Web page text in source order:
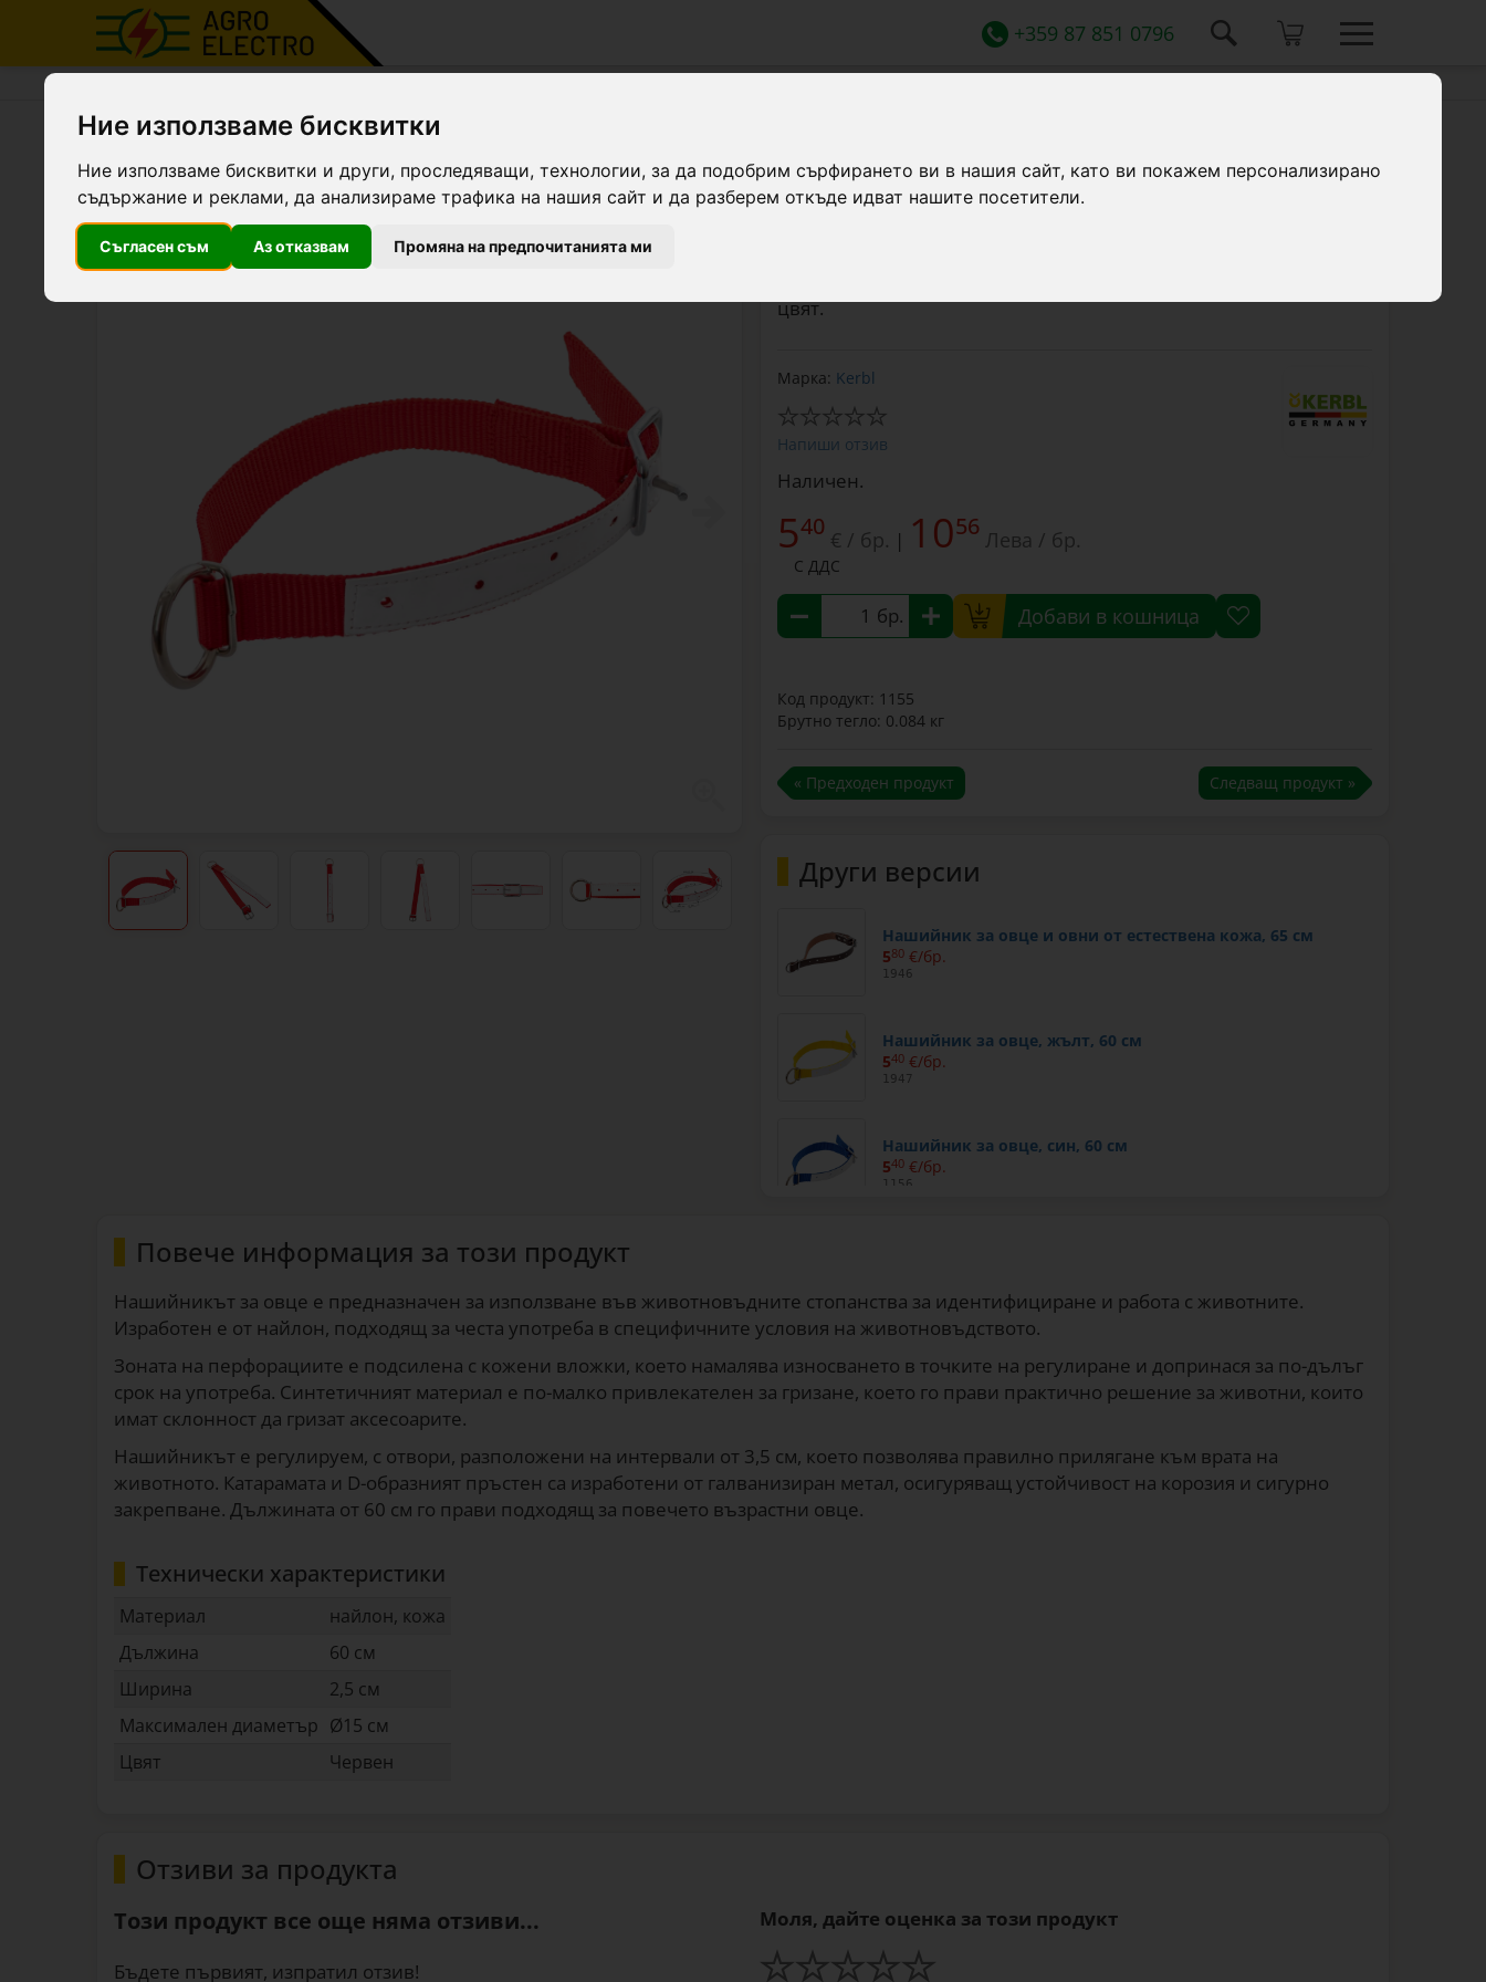
Ние използваме бисквитки
Ние използваме бисквитки и други, проследяващи, технологии, за да подобрим сърфирането ви в нашия сайт, като ви покажем персонализирано
съдържание и реклами, да анализираме трафика на нашия сайт и да разберем откъде идват нашите посетители.
Съгласен съм Аз отказвам Промяна на предпочитанията ми
+359 87 851 0796
Нашийник за овце, червен, 60 см
цвят.
Марка: Kerbl
Напиши отзив
Наличен.
540 € / бр. | 1056 Лева / бр.
С ДДС
бр. Добави в кошница
Код продукт: 1155
Брутно тегло: 0.084 кг
« Предходен продукт Следващ продукт »
Други версии
Нашийник за овце и овни от естествена кожа, 65 см
580 €/бр.
1946
Нашийник за овце, жълт, 60 см
540 €/бр.
1947
Нашийник за овце, син, 60 см
540 €/бр.
1156
Повече информация за този продукт
Нашийникът за овце е предназначен за използване във животновъдните стопанства за идентифициране и работа с животните.
Изработен е от найлон, подходящ за честа употреба в специфичните условия на животновъдството.
Зоната на перфорациите е подсилена с кожени вложки, което намалява износването в точките на регулиране и допринася за по-дълъг
срок на употреба. Синтетичният материал е по-малко привлекателен за гризане, което го прави практично решение за животни, които
имат склонност да гризат аксесоарите.
Нашийникът е регулируем, с отвори, разположени на интервали от 3,5 см, което позволява правилно прилягане към врата на
животното. Катарамата и D-образният пръстен са изработени от галванизиран метал, осигуряващ устойчивост на корозия и сигурно
закрепване. Дължината от 60 см го прави подходящ за повечето възрастни овце.
Технически характеристики
Материал
найлон, кожа
Дължина
60 см
Ширина
2,5 см
Максимален диаметър Ø15 см
Цвят
Червен
Отзиви за продукта
Този продукт все още няма отзиви...
Бъдете първият, изпратил отзив!
Моля, дайте оценка за този продукт